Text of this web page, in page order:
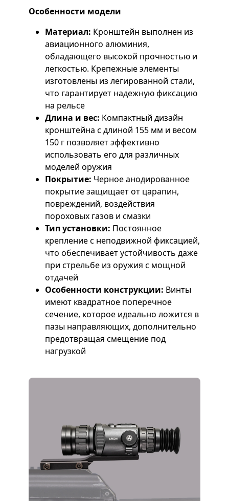
Особенности модели
Материал: Кронштейн выполнен из
авиационного алюминия,
обладающего высокой прочностью и
легкостью. Крепежные элементы
изготовлены из легированной стали,
что гарантирует надежную фиксацию
на рельсе
Длина и вес: Компактный дизайн
кронштейна с длиной 155 мм и весом
150 г позволяет эффективно
использовать его для различных
моделей оружия
Покрытие: Черное анодированное
покрытие защищает от царапин,
повреждений, воздействия
пороховых газов и смазки
Тип установки: Постоянное
крепление с неподвижной фиксацией,
что обеспечивает устойчивость даже
при стрельбе из оружия с мощной
отдачей
Особенности конструкции: Винты
имеют квадратное поперечное
сечение, которое идеально ложится в
пазы направляющих, дополнительно
предотвращая смещение под
нагрузкой